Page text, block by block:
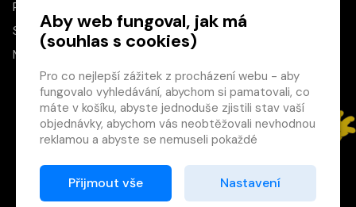
×
Máte u nás již
registrovaný
účet?
Registrací získáte slevu
na zboží ve výši 15 %
PO–PÁ
SO
10:00–13:00
NE
Aby web fungoval, jak má
(souhlas s cookies)
Pro co nejlepší zážitek z procházení webu - aby
fungovalo vyhledávání, abychom si pamatovali, co
máte v košíku, abyste jednoduše zjistili stav vaší
objednávky, abychom vás neobtěžovali nevhodnou
reklamou a abyste se nemuseli pokaždé
Proto od vás potřebujeme souhlas se
zpracováním souborů cookies
Přijmout vše Nastavení